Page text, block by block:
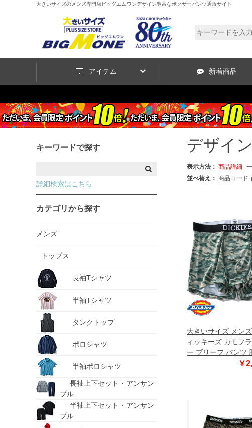
大きいサイズのメンズ専門店ビッグエムワンデザイン豊富なボクサーパンツ通販サイト
アイテム 新着商品
キーワードで探す
詳細検索はこちら
カテゴリから探す
メンズ
トップス
長袖Tシャツ
半袖Tシャツ
タンクトップ
ポロシャツ
半袖ポロシャツ
長袖上下セット・アンサン
ブル
半袖上下セット・アンサン
ブル
デザイ
表示方法： 商品詳細
並べ替え： 商品コード
大きいサイズ メン
ィッキーズ カモフ
ー ブリーフ パンツ
￥